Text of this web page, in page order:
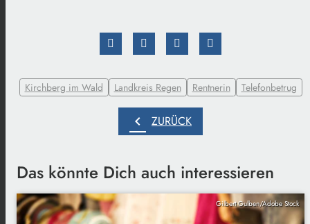
Kirchberg im Wald Landkreis Regen Rentnerin Telefonbetrug
chevron_left ZURÜCK
Das könnte Dich auch interessieren
Gilbert Gulben/Adobe Stock